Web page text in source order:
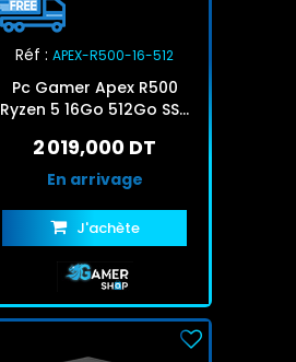
Réf : APEX-R500-16-512
Pc Gamer Apex R500
Ryzen 5 16Go 512Go SSD
2 019,000 DT
En arrivage
J'achète